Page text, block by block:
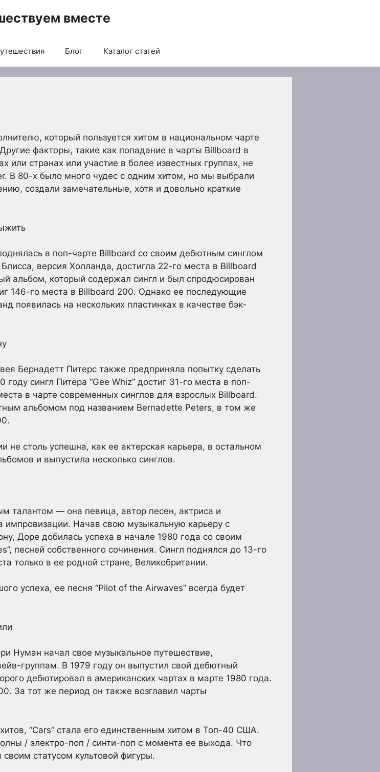
вместе
Блог Каталог статей
который пользуется хитом в национальном чарте
факторы, такие как попадание в чарты Billboard в
или странах или участие в более известных группах, не
В 80-х было много чудес с одним хитом, но мы выбрали
создали замечательные, хотя и довольно краткие
в поп-чарте Billboard со своим дебютным синглом
версия Холланда, достигла 22-го места в Billboard
альбом, который содержал сингл и был спродюсирован
146-го места в Billboard 200. Однако ее последующие
появилась на нескольких пластинках в качестве бэк-
Бернадетт Питерс также предприняла попытку сделать
сингл Питера “Gee Whiz” достиг 31-го места в поп-
в чарте современных синглов для взрослых Billboard.
альбомом под названием Bernadette Peters, в том же
не столь успешна, как ее актерская карьера, в остальном
и выпустила несколько синглов.
талантом — она певица, автор песен, актриса и
Начав свою музыкальную карьеру с
Доре добилась успеха в начале 1980 года со своим
песней собственного сочинения. Сингл поднялся до 13-го
только в ее родной стране, Великобритании.
успеха, ее песня “Pilot of the Airwaves” всегда будет
Нуман начал свое музыкальное путешествие,
группам. В 1979 году он выпустил свой дебютный
дебютировал в американских чартах в марте 1980 года.
За тот же период он также возглавил чарты
“Cars” стала его единственным хитом в Топ-40 США.
/ электро-поп / синти-поп с момента ее выхода. Что
статусом культовой фигуры.